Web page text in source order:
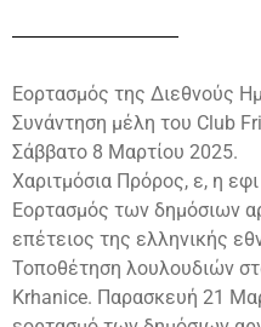
Εορτασμός της Διεθνούς
Συνάντηση μέλη του Club
Σάββατο 8 Μαρτίου 2025.
Χαριτμόσια Πρόρος, ε, η
Εορτασμός των δημόσιων
επέτειος της ελληνικής
Τοποθέτηση λουλουδιών
Krhanice. Παρασκευή 21